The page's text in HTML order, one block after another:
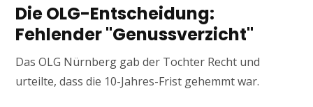
Die OLG-Entscheidung:
Fehlender "Genussverzicht"
Das OLG Nürnberg gab der Tochter Recht und
urteilte, dass die 10-Jahres-Frist gehemmt war.